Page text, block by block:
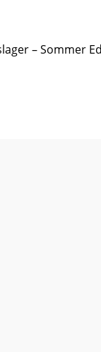
– Sommer